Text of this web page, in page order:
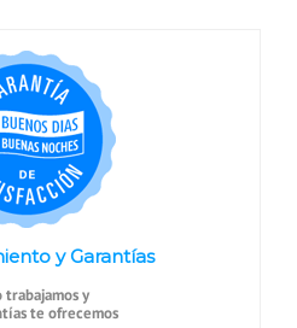
y Garantías
trabajamos y
te ofrecemos